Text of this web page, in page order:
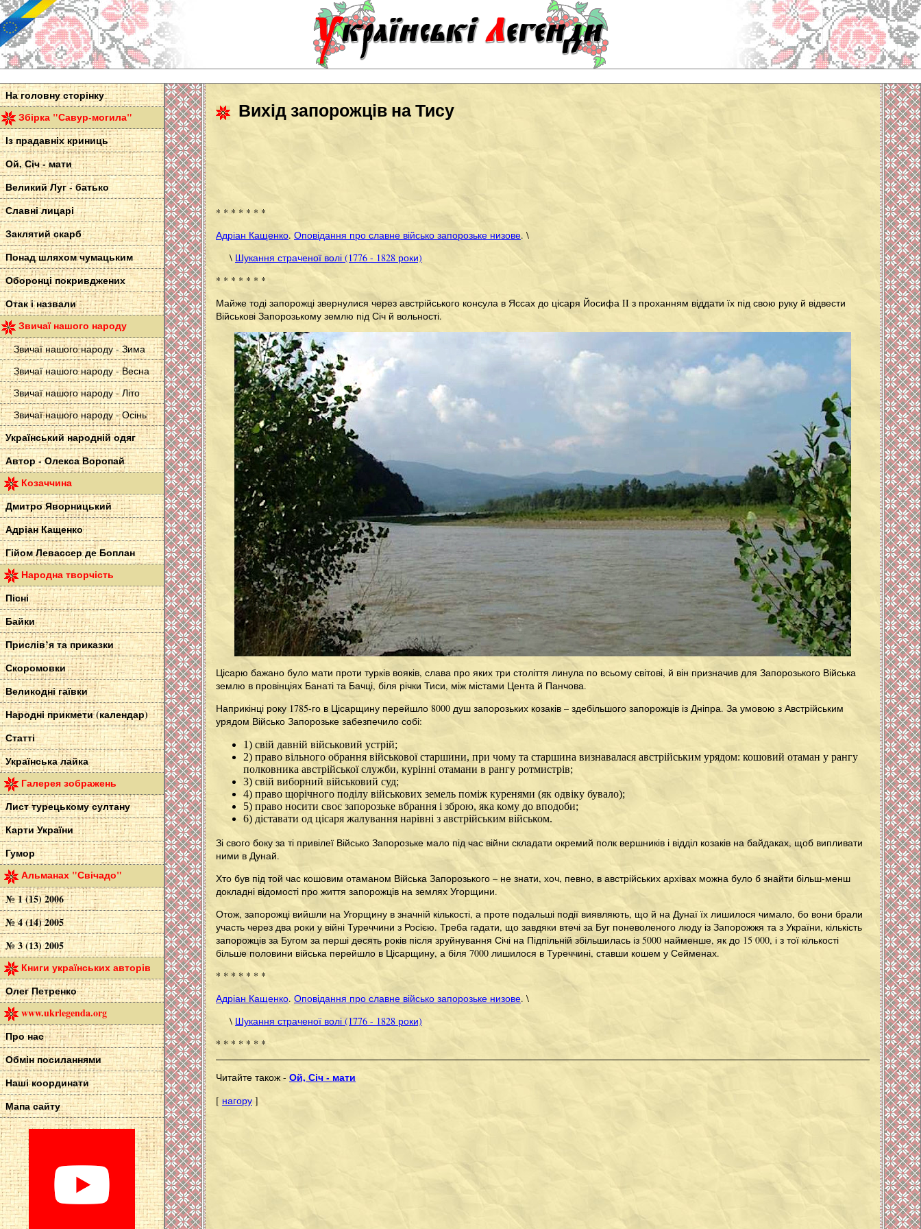
На головну сторінку
Збірка "Савур-могила"
Із прадавніх криниць
Ой, Січ - мати
Великий Луг - батько
Славні лицарі
Заклятий скарб
Понад шляхом чумацьким
Оборонці покривджених
Отак і назвали
Звичаї нашого народу
Звичаї нашого народу - Зима
Звичаї нашого народу - Весна
Звичаї нашого народу - Літо
Звичаї нашого народу - Осінь
Український народній одяг
Автор - Олекса Воропай
Козаччина
Дмитро Яворницький
Адріан Кащенко
Гійом Левассер де Боплан
Народна творчість
Пісні
Байки
Прислів’я та приказки
Скоромовки
Великодні гаївки
Народні прикмети (календар)
Статті
Українська лайка
Галерея зображень
Лист турецькому султану
Карти України
Гумор
Альманах "Свічадо"
№ 1 (15) 2006
№ 4 (14) 2005
№ 3 (13) 2005
Книги українських авторів
Олег Петренко
www.ukrlegenda.org
Про нас
Обмін посиланнями
Наші координати
Мапа сайту
Вихід запорожців на Тису
* * * * * * *
Адріан Кащенко. Оповідання про славне військо запорозьке низове. \
\ Шукання страченої волі (1776 - 1828 роки)
* * * * * * *
Майже тоді запорожці звернулися через австрійського консула в Яссах до цісаря Йосифа II з проханням віддати їх під свою руку й відвести
Військові Запорозькому землю під Січ й вольності.
Цісарю бажано було мати проти турків вояків, слава про яких три століття линула по всьому світові, й він призначив для Запорозького Війська
землю в провінціях Банаті та Бачці, біля річки Тиси, між містами Цента й Панчова.
Наприкінці року 1785-го в Цісарщину перейшло 8000 душ запорозьких козаків – здебільшого запорожців із Дніпра. За умовою з Австрійським
урядом Військо Запорозьке забезпечило собі:
1) свій давній військовий устрій;
2) право вільного обрання військової старшини, при чому та старшина визнавалася австрійським урядом: кошовий отаман у рангу
полковника австрійської служби, курінні отамани в рангу ротмистрів;
3) свій виборний військовий суд;
4) право щорічного поділу військових земель поміж куренями (як одвіку бувало);
5) право носити своє запорозьке вбрання і зброю, яка кому до вподоби;
6) діставати од цісаря жалування нарівні з австрійським військом.
Зі свого боку за ті привілеї Військо Запорозьке мало під час війни складати окремий полк вершників і відділ козаків на байдаках, щоб випливати
ними в Дунай.
Хто був під той час кошовим отаманом Війська Запорозького – не знати, хоч, певно, в австрійських архівах можна було б знайти більш-менш
докладні відомості про життя запорожців на землях Угорщини.
Отож, запорожці вийшли на Угорщину в значній кількості, а проте подальші події виявляють, що й на Дунаї їх лишилося чимало, бо вони брали
участь через два роки у війні Туреччини з Росією. Треба гадати, що завдяки втечі за Буг поневоленого люду із Запорожжя та з України, кількість
запорожців за Бугом за перші десять років після зруйнування Січі на Підпільній збільшилась із 5000 найменше, як до 15 000, і з тої кількості
більше половини війська перейшло в Цісарщину, а біля 7000 лишилося в Туреччині, ставши кошем у Сейменах.
* * * * * * *
Адріан Кащенко. Оповідання про славне військо запорозьке низове. \
\ Шукання страченої волі (1776 - 1828 роки)
* * * * * * *
Читайте також - Ой, Січ - мати
[ нагору ]